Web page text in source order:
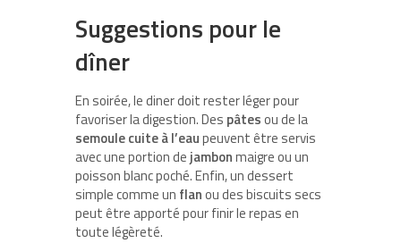
Suggestions pour le
dîner
En soirée, le diner doit rester léger pour
favoriser la digestion. Des pâtesou de la
semoule cuite à l’eaupeuvent être servis
avec une portion de jambonmaigre ou un
poisson blanc poché. Enfin, un dessert
simple comme un flanou des biscuits secs
peut être apporté pour finir le repas en
toute légèreté.